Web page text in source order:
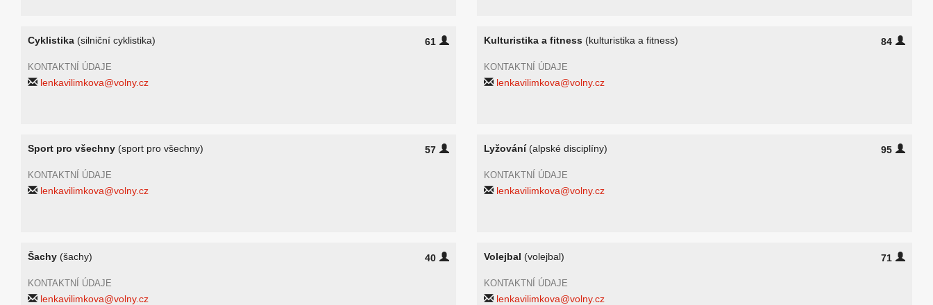
Cyklistika (silniční cyklistika) 61
KONTAKTNÍ ÚDAJE
lenkavilimkova@volny.cz
Kulturistika a fitness (kulturistika a fitness) 84
KONTAKTNÍ ÚDAJE
lenkavilimkova@volny.cz
Sport pro všechny (sport pro všechny) 57
KONTAKTNÍ ÚDAJE
lenkavilimkova@volny.cz
Lyžování(alpské disciplíny) 95
KONTAKTNÍ ÚDAJE
lenkavilimkova@volny.cz
Šachy (šachy) 40
KONTAKTNÍ ÚDAJE
lenkavilimkova@volny.cz
Volejbal (volejbal) 71
KONTAKTNÍ ÚDAJE
lenkavilimkova@volny.cz